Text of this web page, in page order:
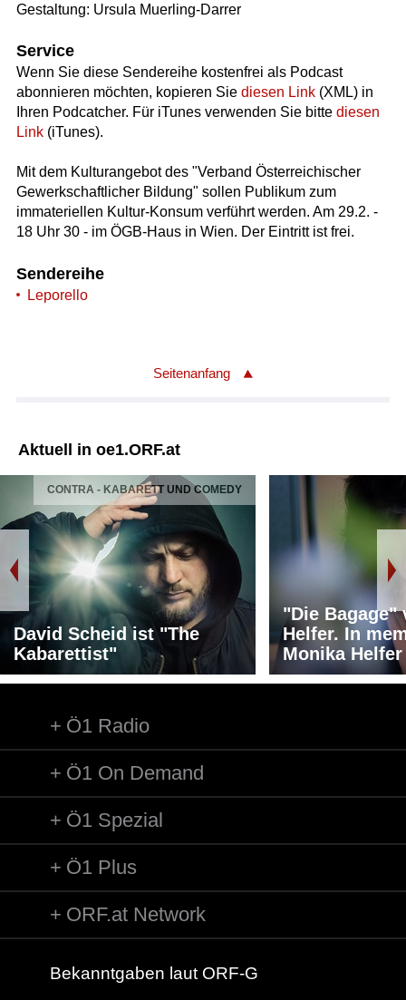
Gestaltung: Ursula Muerling-Darrer
Service
Wenn Sie diese Sendereihe kostenfrei als Podcast
abonnieren möchten, kopieren Sie diesen Link(XML) in
Ihren Podcatcher. Für iTunes verwenden Sie bitte diesen
Link(iTunes).
Mit dem Kulturangebot des "Verband Österreichischer
Gewerkschaftlicher Bildung" sollen Publikum zum
immateriellen Kultur-Konsum verführt werden. Am 29.2. -
18 Uhr 30 - im ÖGB-Haus in Wien. Der Eintritt ist frei.
Sendereihe
Leporello
Seitenanfang
Aktuell in oe1.ORF.at
CONTRA - KABARETT UND COMEDY
David Scheid ist "The
Kabarettist"
"Die Bagage"
Helfer. In
Monika Helfer
Ö1 Radio
Ö1 On Demand
Ö1 Spezial
Ö1 Plus
ORF.at Network
Bekanntgaben laut ORF-G